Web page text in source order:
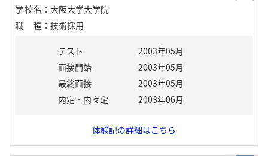
学校名 ： 大阪大学大学院
職種 ： 技術採用
テスト
2003年05月
面接開始
2003年05月
最終面接
2003年05月
内定・内々定
2003年06月
体験記の詳細はこちら